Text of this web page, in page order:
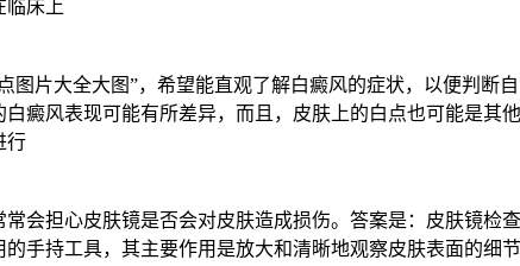
临床上
片大全大图”，希望能直观了解白癜风的症状，以便判断
癜风表现可能有所差异，而且，皮肤上的白点也可能是其
行
会担心皮肤镜是否会对皮肤造成损伤。答案是：皮肤镜检
手持工具，其主要作用是放大和清晰地观察皮肤表面的细